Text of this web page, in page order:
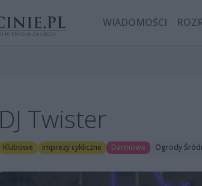
WIADOMOŚCI
DJ Twister
Klubowe Imprezy cykliczne Darmowe Ogrody